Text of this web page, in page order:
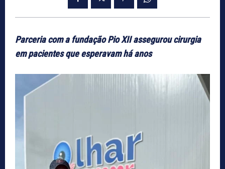
Parceria com a fundação Pio XII assegurou cirurgia
em pacientes que esperavam há anos